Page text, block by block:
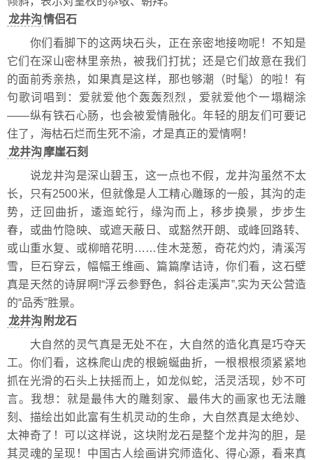
龙井沟情侣石
你们看脚下的这两块石头，正在亲密地接吻呢！不知是
它们在深山密林里亲热，被我们打扰；还是它们故意在我们
的面前秀亲热，如果真是这样，那也够潮（时髦）的啦！有
句歌词唱到：爱就爱他个轰轰烈烈，爱就爱他个一塌糊涂
——纵有铁石心肠，也会被爱情融化。年轻的朋友们可要记
住了，海枯石烂而生死不渝，才是真正的爱情啊！
龙井沟摩崖石刻
说龙井沟是深山碧玉，这一点也不假，龙井沟虽然不太
长，只有2500米，但就像是人工精心雕琢的一般，其沟的走
势，迂回曲折，逶迤蛇行，缘沟而上，移步换景，步步生
春，或曲竹隐映、或遮天蔽日、或豁然开朗、或峰回路转、
或山重水复、或柳暗花明……佳木茏葱，奇花灼灼，清溪泻
雪，巨石穿云，幅幅王维画、篇篇摩诘诗，你们看，这石壁
真是天然的诗屏啊!“浮云参野色，斜谷走溪声”,实为天公营造
的“品秀”胜景。
龙井沟 附龙石
大自然的灵气真是无处不在，大自然的造化真是巧夺天
工。你们看，这株爬山虎的根蜿蜒曲折，一根根根须紧紧地
抓在光滑的石头上扶摇而上，如龙似蛇，活灵活现，妙不可
言。我想：就是最伟大的雕刻家、最伟大的画家也无法雕
刻、描绘出如此富有生机灵动的生命，大自然真是太绝妙、
太神奇了！可以这样说，这块附龙石是整个龙井沟的胆，是
其灵魂的呈现！中国古人绘画讲究师造化、得心源，看来真